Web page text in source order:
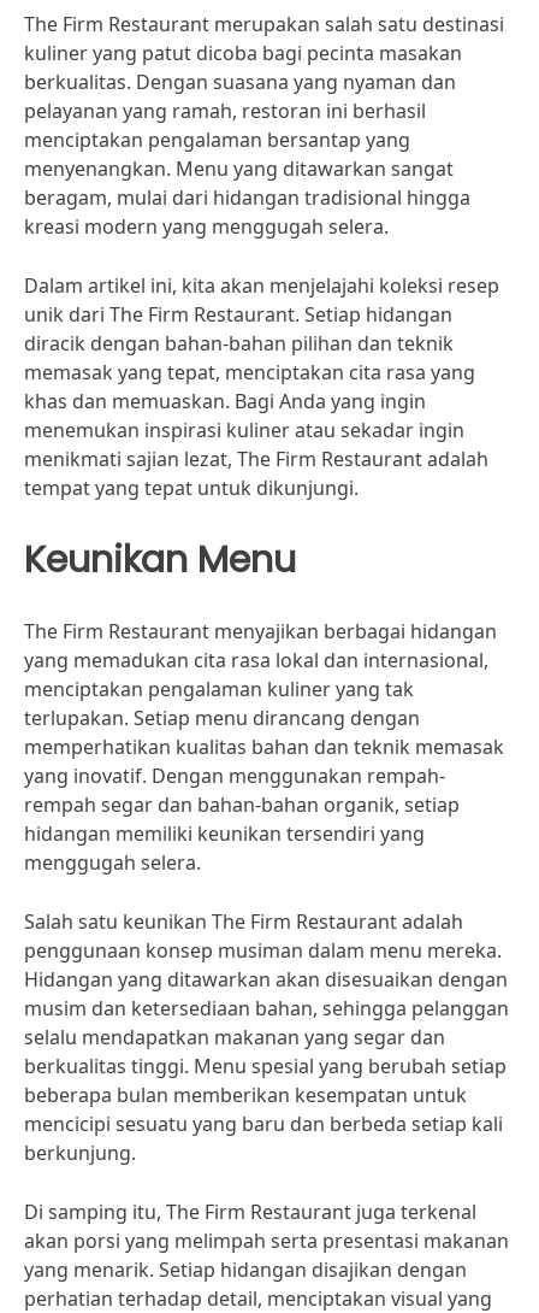
The Firm Restaurant merupakan salah satu destinasi
kuliner yang patut dicoba bagi pecinta masakan
berkualitas. Dengan suasana yang nyaman dan
pelayanan yang ramah, restoran ini berhasil
menciptakan pengalaman bersantap yang
menyenangkan. Menu yang ditawarkan sangat
beragam, mulai dari hidangan tradisional hingga
kreasi modern yang menggugah selera.
Dalam artikel ini, kita akan menjelajahi koleksi resep
unik dari The Firm Restaurant. Setiap hidangan
diracik dengan bahan-bahan pilihan dan teknik
memasak yang tepat, menciptakan cita rasa yang
khas dan memuaskan. Bagi Anda yang ingin
menemukan inspirasi kuliner atau sekadar ingin
menikmati sajian lezat, The Firm Restaurant adalah
tempat yang tepat untuk dikunjungi.
Keunikan Menu
The Firm Restaurant menyajikan berbagai hidangan
yang memadukan cita rasa lokal dan internasional,
menciptakan pengalaman kuliner yang tak
terlupakan. Setiap menu dirancang dengan
memperhatikan kualitas bahan dan teknik memasak
yang inovatif. Dengan menggunakan rempah-
rempah segar dan bahan-bahan organik, setiap
hidangan memiliki keunikan tersendiri yang
menggugah selera.
Salah satu keunikan The Firm Restaurant adalah
penggunaan konsep musiman dalam menu mereka.
Hidangan yang ditawarkan akan disesuaikan dengan
musim dan ketersediaan bahan, sehingga pelanggan
selalu mendapatkan makanan yang segar dan
berkualitas tinggi. Menu spesial yang berubah setiap
beberapa bulan memberikan kesempatan untuk
mencicipi sesuatu yang baru dan berbeda setiap kali
berkunjung.
Di samping itu, The Firm Restaurant juga terkenal
akan porsi yang melimpah serta presentasi makanan
yang menarik. Setiap hidangan disajikan dengan
perhatian terhadap detail, menciptakan visual yang